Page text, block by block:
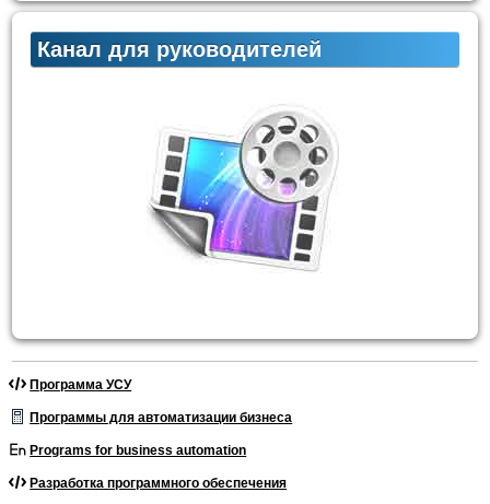
Канал для руководителей
Программа УСУ
Программы для автоматизации бизнеса
Programs for business automation
Разработка программного обеспечения